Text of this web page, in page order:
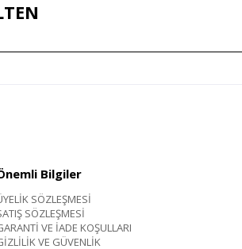
Bilgiler
SÖZLEŞMESİ
SÖZLEŞMESİ
VE İADE KOŞULLARI
VE GÜVENLİK